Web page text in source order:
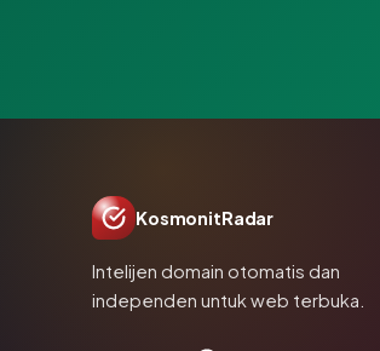
KosmonitRadar
Intelijen domain otomatis dan
independen untuk web terbuka.